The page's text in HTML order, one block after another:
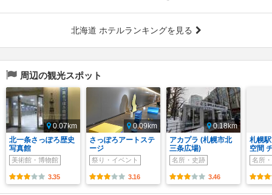
北海道 ホテルランキングを見る
周辺の観光スポット
0.07km
北一条さっぽろ歴史
写真館
美術館・博物館
3.35
0.09km
さっぽろアートステ
ージ
祭り・イベント
3.16
0.18km
アカプラ (札幌市北
三条広場)
名所・史跡
3.46
札幌
空間
名所